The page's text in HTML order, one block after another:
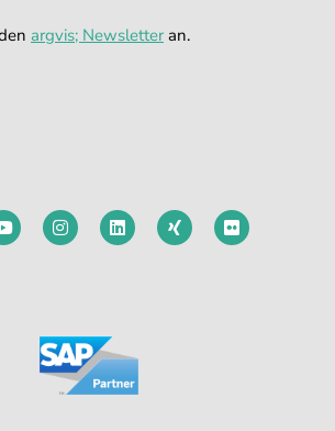
argvis; Newsletteran.